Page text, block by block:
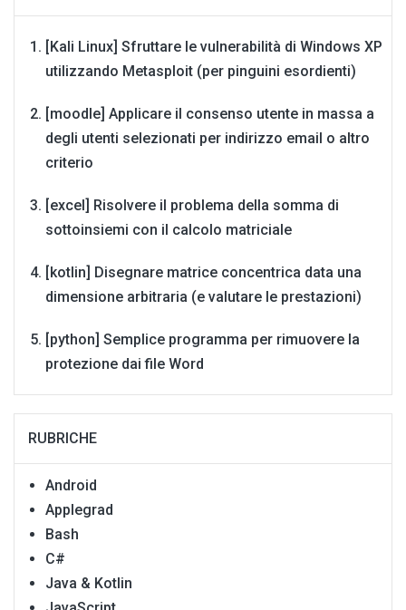
[Kali Linux] Sfruttare le vulnerabilità di Windows XP
utilizzando Metasploit (per pinguini esordienti)
[moodle] Applicare il consenso utente in massa a
degli utenti selezionati per indirizzo email o altro
criterio
[excel] Risolvere il problema della somma di
sottoinsiemi con il calcolo matriciale
[kotlin] Disegnare matrice concentrica data una
dimensione arbitraria (e valutare le prestazioni)
[python] Semplice programma per rimuovere la
protezione dai file Word
RUBRICHE
Android
Applegrad
Bash
C#
Java & Kotlin